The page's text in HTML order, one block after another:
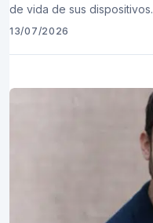
de vida de sus dispositivos.
13/07/2026